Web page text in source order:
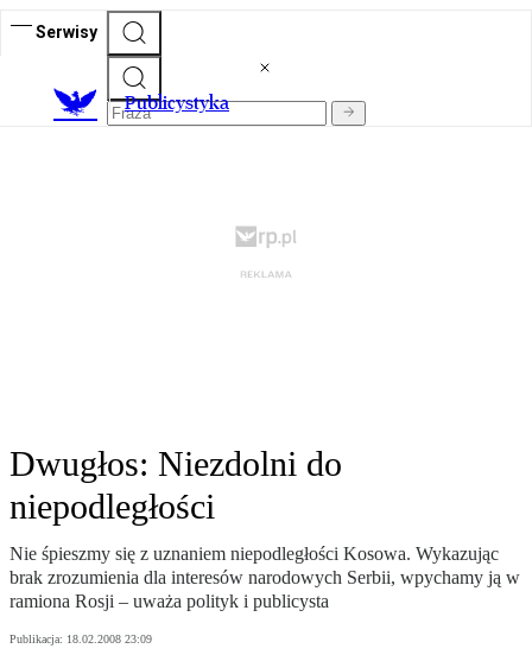
Serwisy
Publicystyka
Dwugłos: Niezdolni do
niepodległości
Nie śpieszmy się z uznaniem niepodległości Kosowa. Wykazując
brak zrozumienia dla interesów narodowych Serbii, wpychamy ją w
ramiona Rosji – uważa polityk i publicysta
Publikacja: 18.02.2008 23:09